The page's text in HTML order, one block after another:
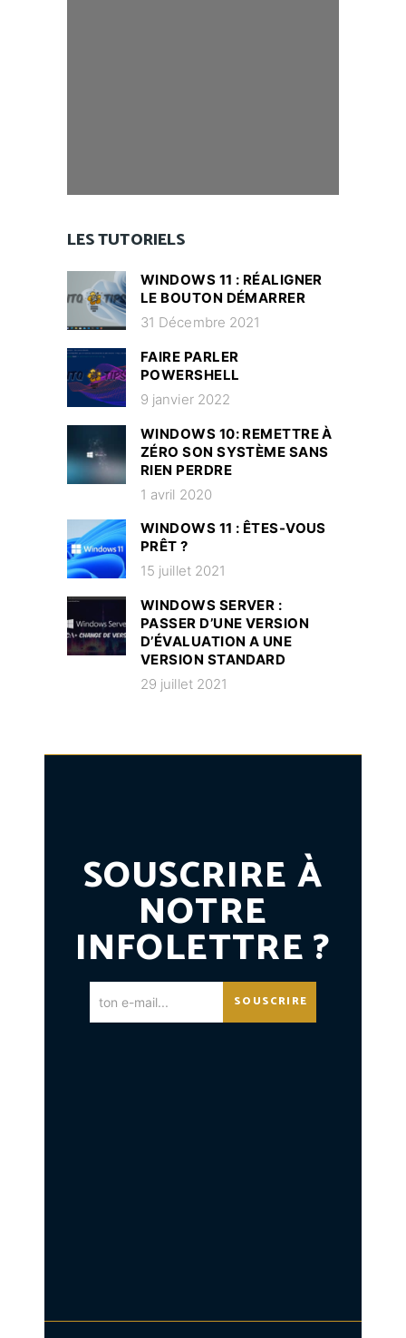
LES TUTORIELS
WINDOWS 11 : RÉALIGNER
LE BOUTON DÉMARRER
31 Décembre 2021
FAIRE PARLER
POWERSHELL
9 janvier 2022
WINDOWS 10: REMETTRE À
ZÉRO SON SYSTÈME SANS
RIEN PERDRE
1 avril 2020
WINDOWS 11 : ÊTES-VOUS
PRÊT ?
15 juillet 2021
WINDOWS SERVER :
PASSER D’UNE VERSION
D’ÉVALUATION A UNE
VERSION STANDARD
29 juillet 2021
SOUSCRIRE À
NOTRE
INFOLETTRE ?
SOUSCRIRE